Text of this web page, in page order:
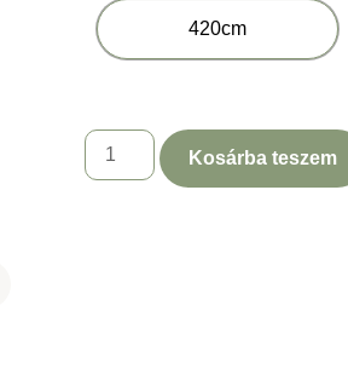
420cm
Kosárba teszem